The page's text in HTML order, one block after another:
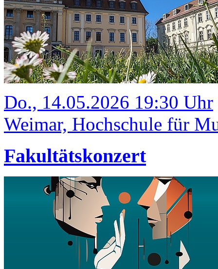
Do., 14.05.2026 19:30 Uhr
Weimar, Hochschule für
Fakultätskonzert